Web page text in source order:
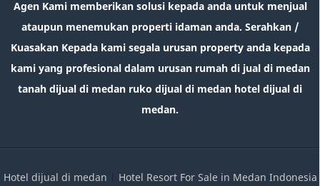
Agen Kami memberikan solusi kepada anda untuk menjual
ataupun menemukan properti idaman anda. Serahkan /
Kuasakan Kepada kami segala urusan property anda kepada
kami yang profesional dalam urusan rumah di jual di medan
tanah dijual di medan ruko dijual di medan hotel dijual di
medan.
Hotel dijual di medan | Hotel Resort For Sale in Medan Indonesia